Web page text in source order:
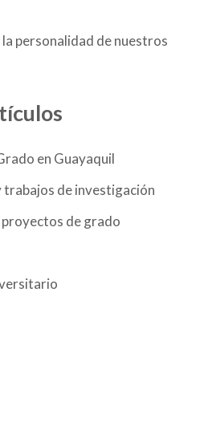
personalidad de nuestros
en Guayaquil
trabajos de investigación
de grado